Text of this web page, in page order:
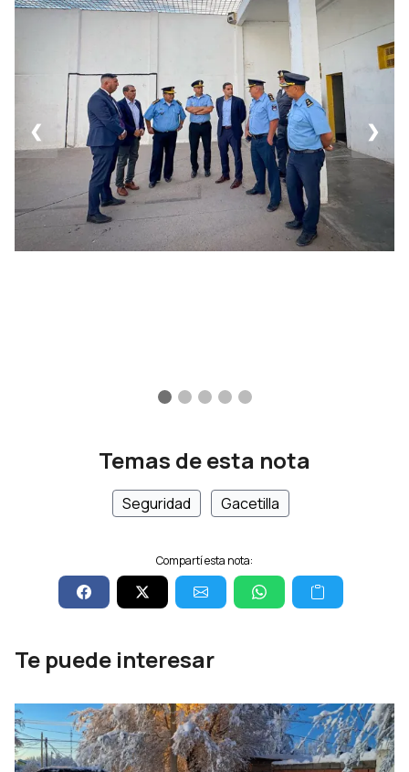
❮ ❯
Temas de esta nota
Seguridad Gacetilla
Compartí esta nota:
Te puede interesar